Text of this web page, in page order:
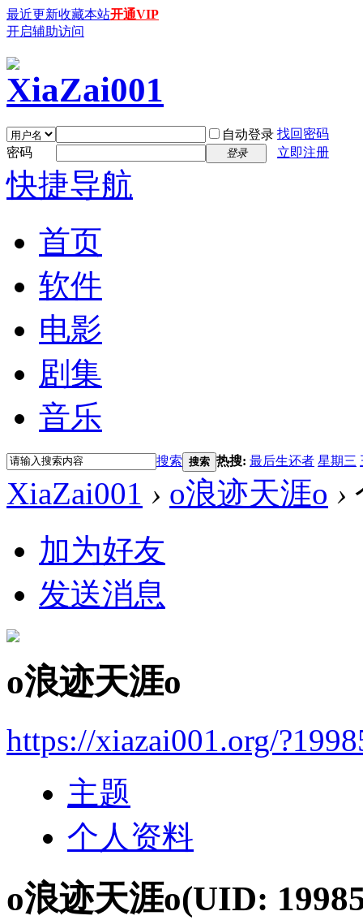
最近更新收藏本站开通VIP
开启辅助访问
自动登录 找回密码
密码
登录 立即注册
快捷导航
首页
软件
电影
剧集
音乐
搜索 搜索 热搜: 最后生还者 星期三
XiaZai001 › o浪迹天涯o ›
加为好友
发送消息
o浪迹天涯o
https://xiazai001.org/
主题
个人资料
o浪迹天涯o(UID: